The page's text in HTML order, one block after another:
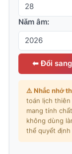
Năm âm:
⬅ Đổi
⚠️ Nhắc nhở
toán lịch
mang tính
không dùng
thế quyết định